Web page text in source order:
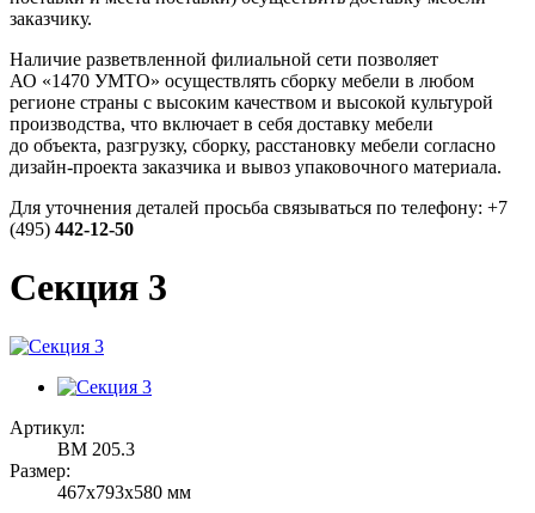
заказчику.
Наличие разветвленной филиальной сети позволяет
АО «1470 УМТО» осуществлять сборку мебели в любом
регионе страны с высоким качеством и высокой культурой
производства, что включает в себя доставку мебели
до объекта, разгрузку, сборку, расстановку мебели согласно
дизайн-проекта заказчика и вывоз упаковочного материала.
Для уточнения деталей просьба связываться по телефону: +7
(495) 442-12-50
Секция 3
Артикул:
ВМ 205.3
Размер:
467х793х580 мм